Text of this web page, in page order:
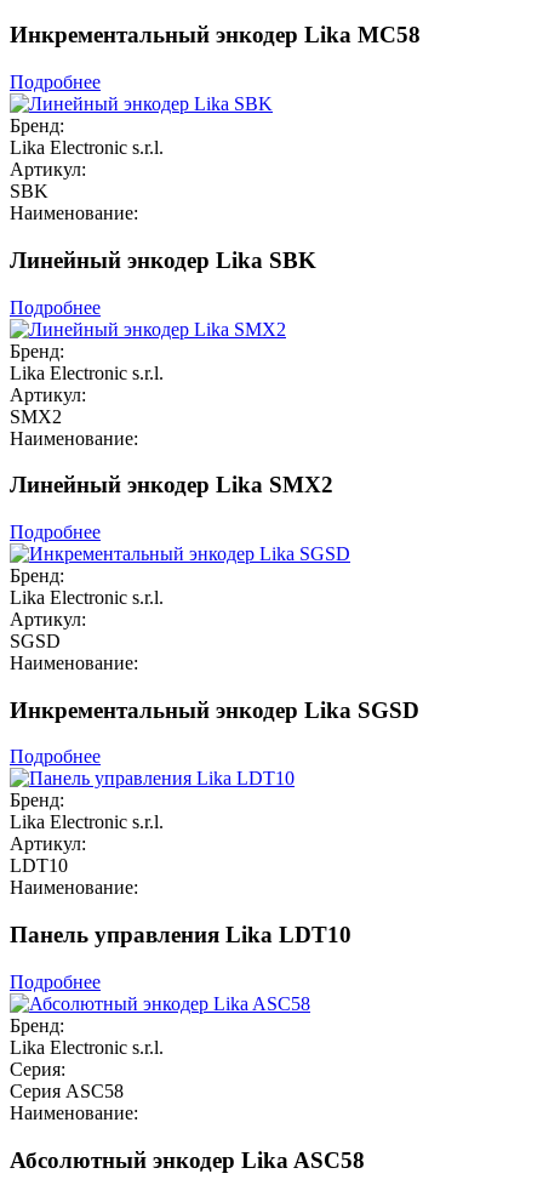
Инкрементальный энкодер Lika MC58
Подробнее
Бренд:
Lika Electronic s.r.l.
Артикул:
SBK
Наименование:
Линейный энкодер Lika SBK
Подробнее
Бренд:
Lika Electronic s.r.l.
Артикул:
SMX2
Наименование:
Линейный энкодер Lika SMX2
Подробнее
Бренд:
Lika Electronic s.r.l.
Артикул:
SGSD
Наименование:
Инкрементальный энкодер Lika SGSD
Подробнее
Бренд:
Lika Electronic s.r.l.
Артикул:
LDT10
Наименование:
Панель управления Lika LDT10
Подробнее
Бренд:
Lika Electronic s.r.l.
Серия:
Серия ASC58
Наименование:
Абсолютный энкодер Lika ASC58